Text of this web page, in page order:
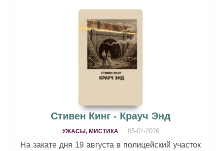
Стивен Кинг - Крауч Энд
УЖАСЫ, МИСТИКА 05-01-2026
На закате дня 19 августа в полицейский участок